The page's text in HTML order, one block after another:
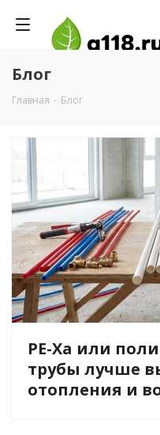
Блог
Главная - Блог
PE-Xa или
трубы лучше
отопления и